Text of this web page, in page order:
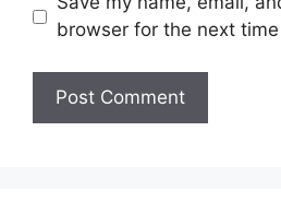
browser for the next